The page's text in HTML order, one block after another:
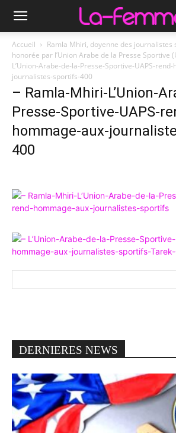
Accueil
Ramla Mhiri, doyenne des journalistes
honorée par l’Union Arabe de la Presse Sportive
L’Union-Arabe-de-la-Presse-Sportive-UAPS-
journalistes-sportifs-400
– Ramla-Mhiri-L’Union-
Presse-Sportive-UAPS-
hommage-aux-
400
DERNIERES NEWS